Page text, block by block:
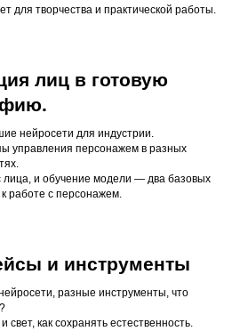
для творчества и практической работы.
лиц в готовую
нейросети для индустрии.
управления персонажем в разных
лица, и обучение модели — два базовых
работе с персонажем.
и инструменты
разные инструменты, что
свет, как сохранять естественность.